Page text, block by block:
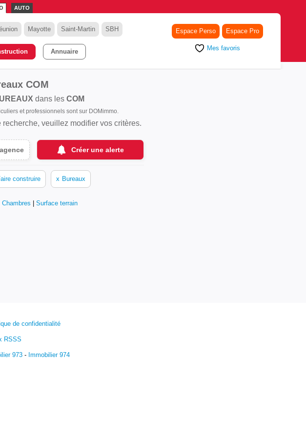
AUTO
Mayotte Saint-Martin SBH
Annuaire
Espace Perso Espace Pro
Mes favoris
COM
dans les COM
et professionnels sont sur DOMimmo.
veuillez modifier vos critères.
Créer une alerte
construire x Bureaux
Chambres Surface terrain
de confidentialité
RSSS
973 - Immobilier 974